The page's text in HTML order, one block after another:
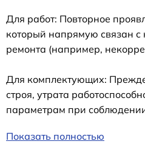
Для работ: Повторное
который напрямую связан с
ремонта (например,
Для комплектующих:
строя, утрата
параметрам при
Показать полностью